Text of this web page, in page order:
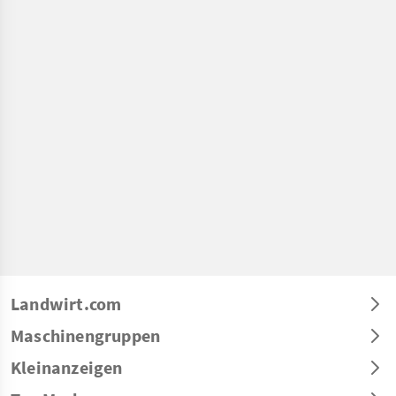
Landwirt.com
Maschinengruppen
Kleinanzeigen